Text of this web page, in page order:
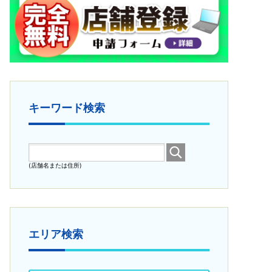
キーワード検索
(店舗名または住所)
エリア検索